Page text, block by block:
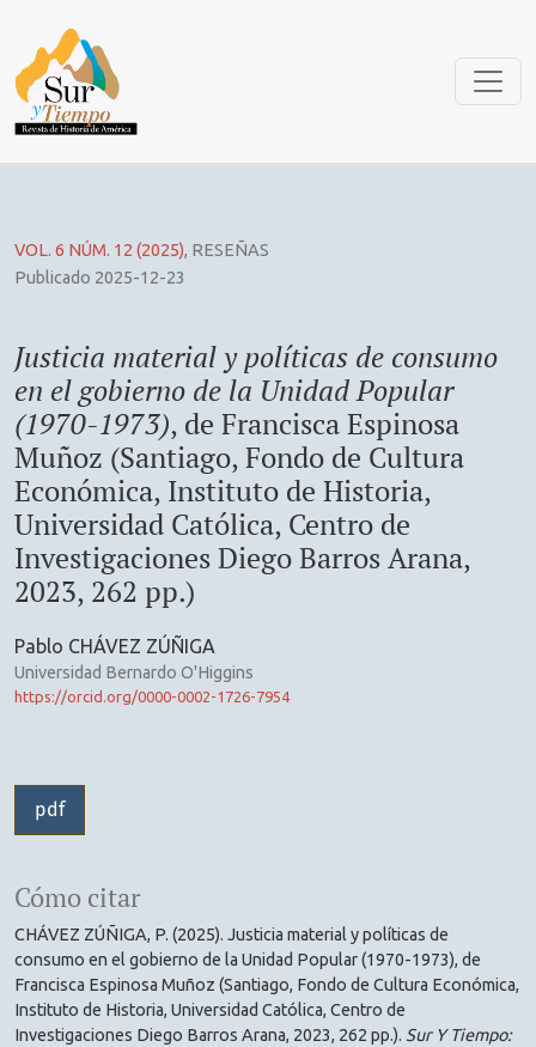
VOL. 6 NÚM. 12 (2025), RESEÑAS
Justicia material y políticas de consumo
en el gobierno de la Unidad Popular
(1970-1973), de Francisca Espinosa
Muñoz (Santiago, Fondo de Cultura
Económica, Instituto de Historia,
Universidad Católica, Centro de
Investigaciones Diego Barros Arana,
2023, 262 pp.)
Publicado 2025-12-23
Pablo CHÁVEZ ZÚÑIGA
Universidad Bernardo O'Higgins
https://orcid.org/0000-0002-1726-7954
pdf
Cómo citar
CHÁVEZ ZÚÑIGA, P. (2025). Justicia material y políticas de
consumo en el gobierno de la Unidad Popular (1970-1973), de
Francisca Espinosa Muñoz (Santiago, Fondo de Cultura Económica,
Instituto de Historia, Universidad Católica, Centro de
Investigaciones Diego Barros Arana, 2023, 262 pp.). Sur Y Tiempo: